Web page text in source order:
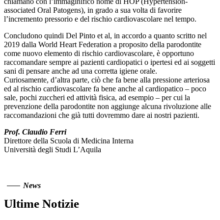
associated Oral Patogens), in grado a sua volta di favorire
l’incremento pressorio e del rischio cardiovascolare nel tempo.
Concludono quindi Del Pinto et al, in accordo a quanto scritto nel
2019 dalla World Heart Federation a proposito della parodontite
come nuovo elemento di rischio cardiovascolare, è opportuno
raccomandare sempre ai pazienti cardiopatici o ipertesi ed ai soggetti
sani di pensare anche ad una corretta igiene orale.
Curiosamente, d’altra parte, ciò che fa bene alla pressione arteriosa
ed al rischio cardiovascolare fa bene anche al cardiopatico – poco
sale, pochi zuccheri ed attività fisica, ad esempio – per cui la
prevenzione della parodontite non aggiunge alcuna rivoluzione alle
raccomandazioni che già tutti dovremmo dare ai nostri pazienti.
Prof. Claudio Ferri
Direttore della Scuola di Medicina Interna
Università degli Studi L’Aquila
News
Ultime Notizie